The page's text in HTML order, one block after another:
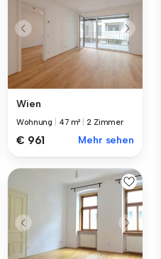
Wien
Wohnung 47 m² |2 Zimmer
€ 961 Mehr sehen